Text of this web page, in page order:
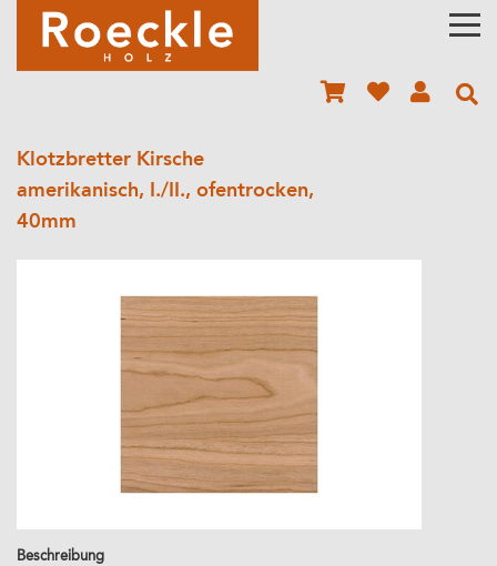
Klotzbretter Kirsche
amerikanisch, I./II., ofentrocken,
40mm
Beschreibung